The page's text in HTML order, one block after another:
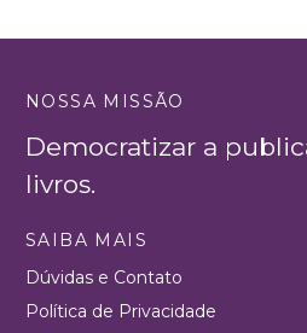
NOSSA MISSÃO
Democratizar a
livros.
SAIBA MAIS
Dúvidas e Contato
Política de Privacidade